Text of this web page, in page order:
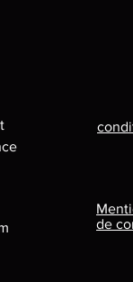
de